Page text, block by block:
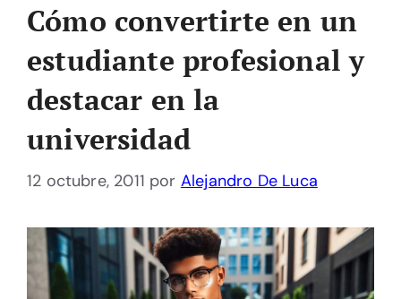
Cómo convertirte en un
estudiante profesional y
destacar en la
universidad
12 octubre, 2011 por Alejandro De Luca